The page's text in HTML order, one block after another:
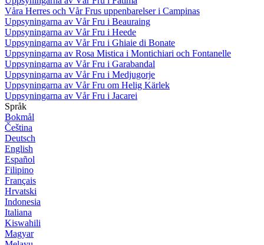
Våra Herres och Vår Frus uppenbarelser i Campinas
Uppsyningarna av Vår Fru i Beauraing
Uppsyningarna av Vår Fru i Heede
Uppsyningarna av Vår Fru i Ghiaie di Bonate
Uppsyningarna av Rosa Mistica i Montichiari och Fontanelle
Uppsyningarna av Vår Fru i Garabandal
Uppsyningarna av Vår Fru i Medjugorje
Uppsyningarna av Vår Fru om Helig Kärlek
Uppsyningarna av Vår Fru i Jacarei
Språk
Bokmål
Čeština
Deutsch
English
Español
Filipino
Français
Hrvatski
Indonesia
Italiana
Kiswahili
Magyar